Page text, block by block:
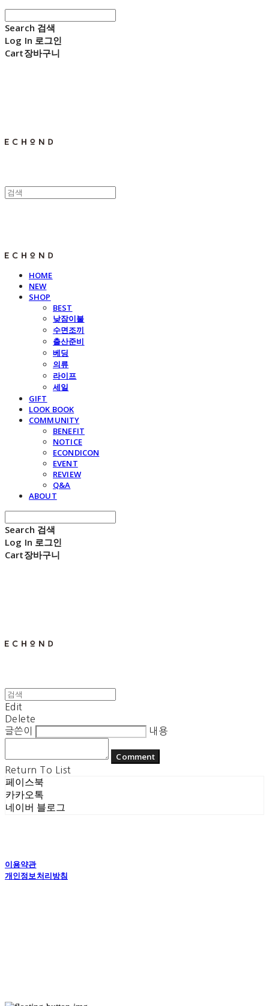
Search 검색
Log In 로그인
Cart장바구니
HOME
NEW
SHOP
BEST
낮잠이불
수면조끼
출산준비
베딩
의류
라이프
세일
GIFT
LOOK BOOK
COMMUNITY
BENEFIT
NOTICE
ECONDICON
EVENT
REVIEW
Q&A
ABOUT
Search 검색
Log In 로그인
Cart장바구니
Edit
Delete
글쓴이
내용
Comment
Return To List
페이스북
카카오톡
네이버 블로그
이용약관
개인정보처리방침